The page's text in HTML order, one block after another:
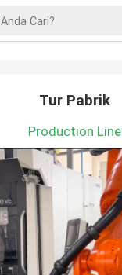
Tur Pabrik
Production Line